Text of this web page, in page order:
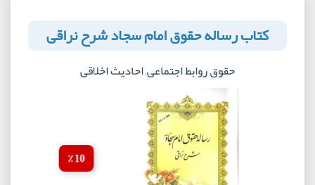
کتاب رساله حقوق امام سجاد شرح نراقی
حقوق روابط اجتماعی, احادیث اخلاقی
10 ٪